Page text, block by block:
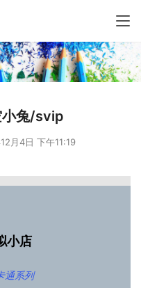
小兔/svip
月4日 下午11:19
小店
通系列